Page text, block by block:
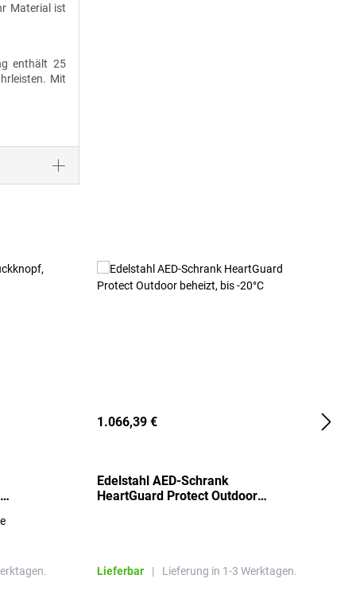
Material ist
enthält 25
Mit
1.066,39 €
Edelstahl AED-Schrank
HeartGuard Protect Outdoor
Lieferbar | Lieferung in 1-3 Werktagen.